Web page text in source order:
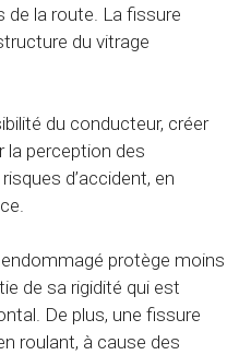
de la route. La fissure
du vitrage
du conducteur, créer
perception des
d’accident, en
protège moins
de sa rigidité qui est
De plus, une fissure
roulant, à cause des